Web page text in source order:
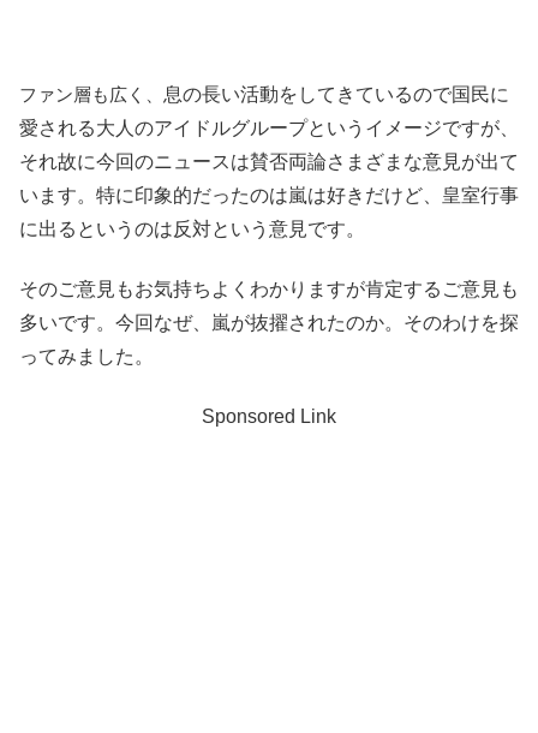
ファン層も広く、
息の長い活動をしてきているので国民に
愛される大人のアイドルグループというイメージですが、
それ故に今回のニュースは賛否両論さまざまな意見が出て
います。特に印象的だったのは嵐は好きだけど、皇室行事
に出るというのは反対という意見です。
そのご意見もお気持ちよくわかりますが肯定するご意見も
多いです。今回なぜ、嵐が抜擢されたのか。そのわけを探
ってみました。
Sponsored Link